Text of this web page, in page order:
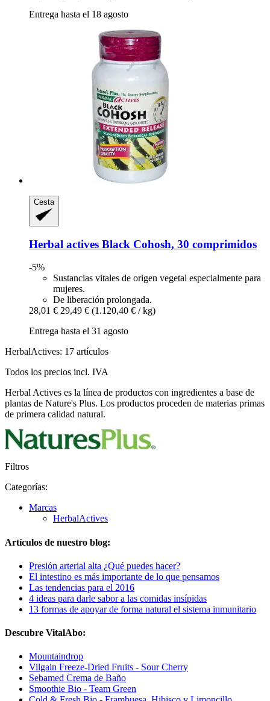
Entrega hasta el 18 agosto
Cesta
Herbal actives Black Cohosh, 30 comprimidos
-5%
Sustancias vitales de origen vegetal especialmente para
mujeres.
De liberación prolongada.
28,01 € 29,49 € (1.120,40 € / kg)
Entrega hasta el 31 agosto
HerbalActives: 17 artículos
Todos los precios incl. IVA
Herbal Actives es la línea de productos con ingredientes a base de
plantas de Nature's Plus. Los productos proceden de materias primas
de primera calidad natural.
Filtros
Categorías:
Marcas
HerbalActives
Artículos de nuestro blog:
Presión arterial alta ¿Qué puedes hacer?
El intestino es más importante de lo que pensamos
Las tendencias para el 2016
4 ideas para darle sabor a las comidas insípidas
13 formas de apoyar de forma natural el sistema inmunitario
Descubre VitalAbo:
Mountaindrop
Vilgain Freeze-Dried Fruits - Sour Cherry
Sebamed Crema de Baño
Smoothie Bio - Team Green